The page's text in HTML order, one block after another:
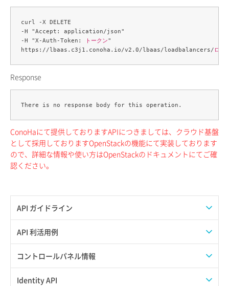
API ガイドライン
APIのご利用について
API 利活用例
APIでAPIサブユーザーを作成する
APIでVPSにISOイメージを挿入する
コントロールパネル情報
APIユーザーを作成する
Identity API
curl -X DELETE
-H "Accept: application/json"
-H "X-Auth-Token:
トークン"
https://lbaas.c3j1.conoha.io/v2.0/lbaas/loadbalancers/ ロー
Response
ConoHaにて提供しておりますAPIにつきましては、クラウド基盤
として採用しておりますOpenStackの機能にて実装しております
ので、詳細な情報や使い方はOpenStackのドキュメントにてご確
認ください。